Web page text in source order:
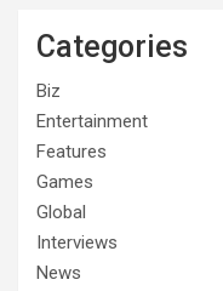
Categories
Biz
Entertainment
Features
Games
Global
Interviews
News